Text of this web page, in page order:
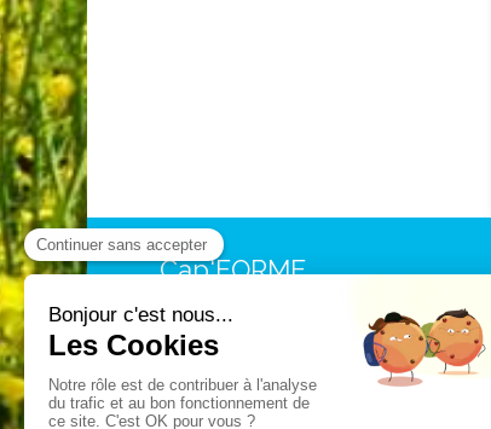
Cap'FORME
Arrêt du tabac, stress, perte de
poids...? Les pratiques d' hypnose
disposent de techniques dédiées.
Prenez rendez-vous avec Jacques
Deretz.